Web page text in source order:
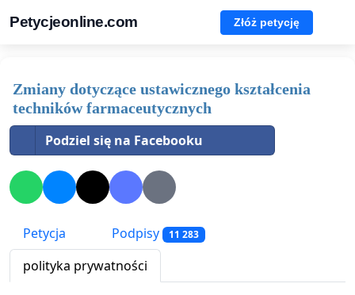
Petycjeonline.com Złóż petycję
Zmiany dotyczące ustawicznego kształcenia
techników farmaceutycznych
Podziel się na Facebooku
Petycja Podpisy 11 283
polityka prywatności